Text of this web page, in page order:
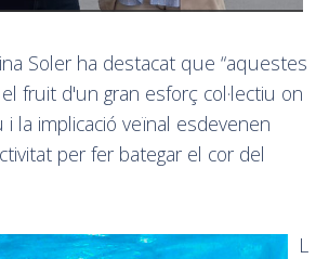
Soler ha destacat que “aquestes
fruit d'un gran esforç col·lectiu on
la implicació veïnal esdevenen
per fer bategar el cor del
L